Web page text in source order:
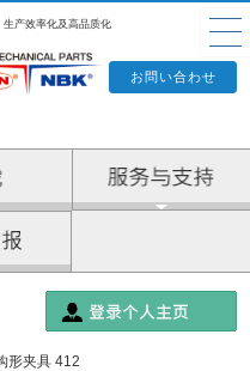
产效率化及高品质化
形夹具 412